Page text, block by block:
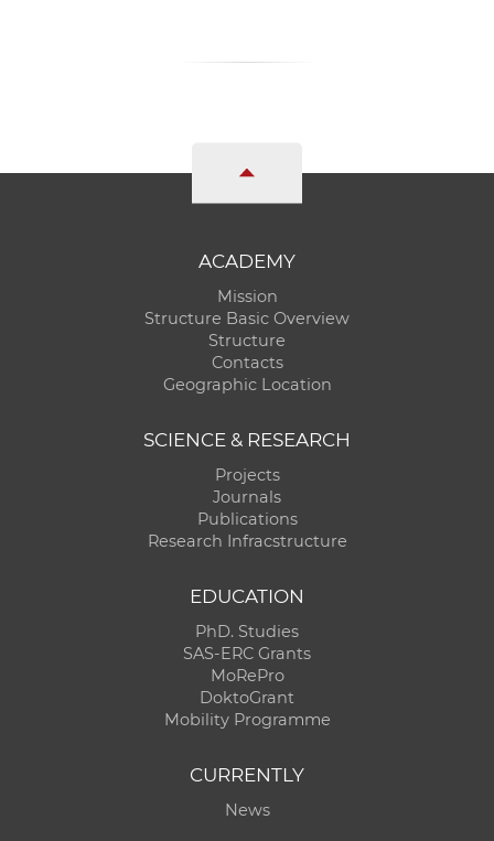
ACADEMY
Mission
Structure Basic Overview
Structure
Contacts
Geographic Location
SCIENCE & RESEARCH
Projects
Journals
Publications
Research Infracstructure
EDUCATION
PhD. Studies
SAS-ERC Grants
MoRePro
DoktoGrant
Mobility Programme
CURRENTLY
News